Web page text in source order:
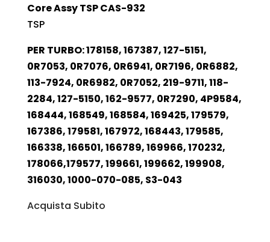
Core Assy TSP CAS-932
TSP
PER TURBO: 178158, 167387, 127-5151,
0R7053, 0R7076, 0R6941, 0R7196, 0R6882,
113-7924, 0R6982, 0R7052, 219-9711, 118-
2284, 127-5150, 162-9577, 0R7290, 4P9584,
168444, 168549, 168584, 169425, 179579,
167386, 179581, 167972, 168443, 179585,
166338, 166501, 166789, 169966, 170232,
178066,179577, 199661, 199662, 199908,
316030, 1000-070-085, S3-043
Acquista Subito